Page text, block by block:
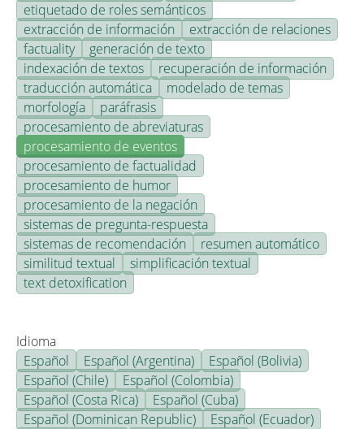
etiquetado de roles semánticos
extracción de información
extracción de relaciones
factuality
generación de texto
indexación de textos
recuperación de información
traducción automática
modelado de temas
morfología
paráfrasis
procesamiento de abreviaturas
procesamiento de eventos
procesamiento de factualidad
procesamiento de humor
procesamiento de la negación
sistemas de pregunta-respuesta
sistemas de recomendación
resumen automático
similitud textual
simplificación textual
text detoxification
Idioma
Español
Español (Argentina)
Español (Bolivia)
Español (Chile)
Español (Colombia)
Español (Costa Rica)
Español (Cuba)
Español (Dominican Republic)
Español (Ecuador)